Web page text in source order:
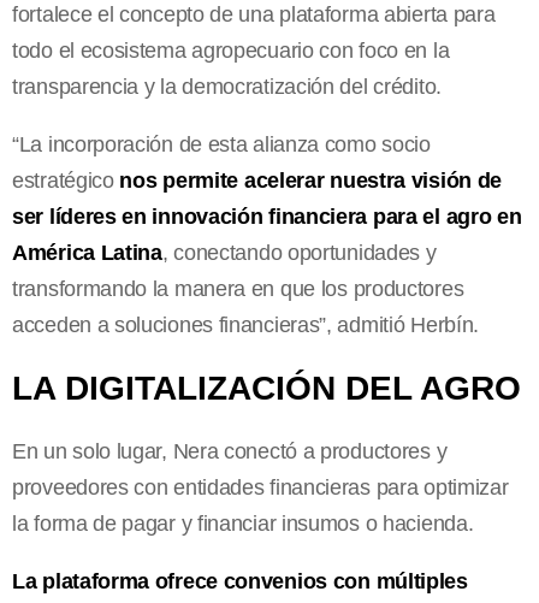
fortalece el concepto de una plataforma abierta para
todo el ecosistema agropecuario con foco en la
transparencia y la democratización del crédito.
“La incorporación de esta alianza como socio
estratégico nos permite acelerar nuestra visión de
ser líderes en innovación financiera para el agro en
América Latina, conectando oportunidades y
transformando la manera en que los productores
acceden a soluciones financieras”, admitió Herbín.
LA DIGITALIZACIÓN DEL AGRO
En un solo lugar, Nera conectó a productores y
proveedores con entidades financieras para optimizar
la forma de pagar y financiar insumos o hacienda.
La plataforma ofrece convenios con múltiples